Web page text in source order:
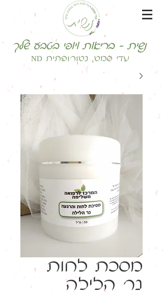
נשית - בריאות ויופי בטבע שלך
עדי סמט, נטורופתית ND
מסכת לחות
נר הלילה